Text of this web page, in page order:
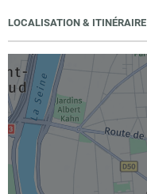
LOCALISATION & ITINÉRAIRE